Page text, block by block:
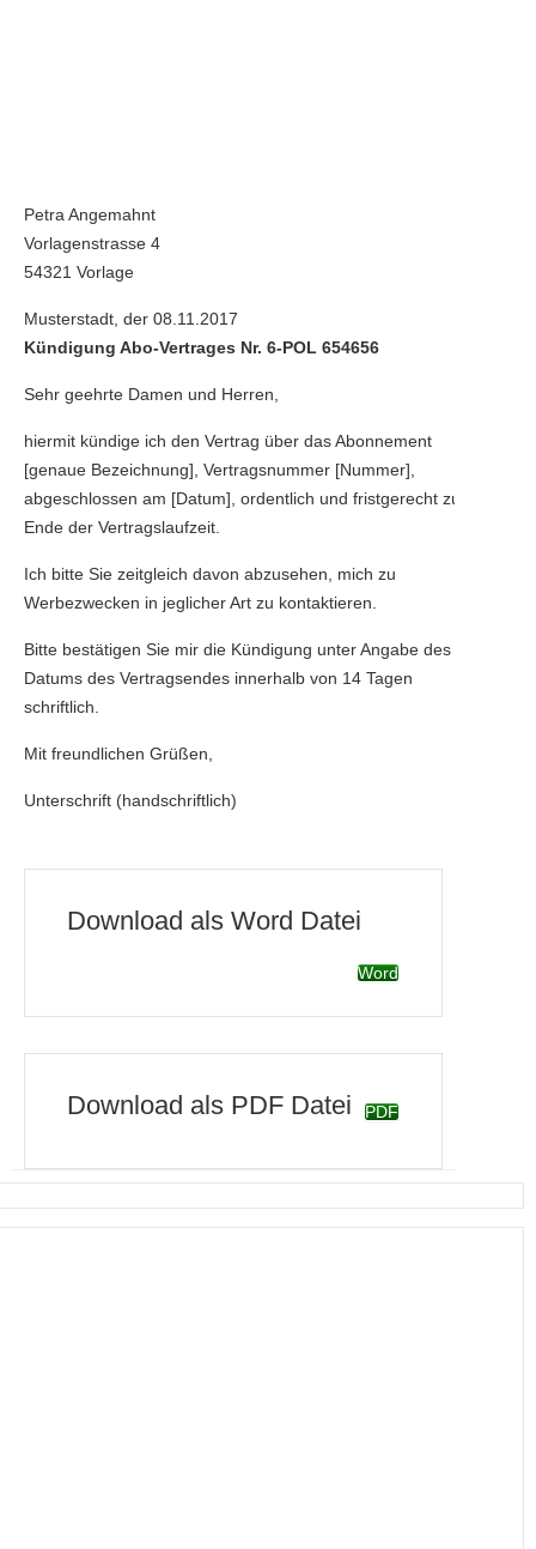
Petra Angemahnt
Vorlagenstrasse 4
54321 Vorlage
Musterstadt, der 08.11.2017
Kündigung Abo-Vertrages Nr. 6-POL 654656
Sehr geehrte Damen und Herren,
hiermit kündige ich den Vertrag über das Abonnement
[genaue Bezeichnung], Vertragsnummer [Nummer],
abgeschlossen am [Datum], ordentlich und fristgerecht zum
Ende der Vertragslaufzeit.
Ich bitte Sie zeitgleich davon abzusehen, mich zu
Werbezwecken in jeglicher Art zu kontaktieren.
Bitte bestätigen Sie mir die Kündigung unter Angabe des
Datums des Vertragsendes innerhalb von 14 Tagen
schriftlich.
Mit freundlichen Grüßen,
Unterschrift (handschriftlich)
Download als Word Datei
Word
Download als PDF Datei PDF